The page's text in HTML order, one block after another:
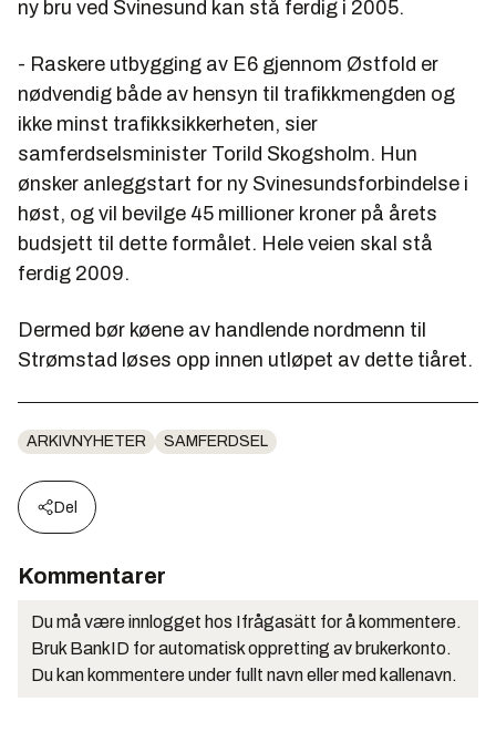
ny bru ved Svinesund kan stå ferdig i 2005.
- Raskere utbygging av E6 gjennom Østfold er
nødvendig både av hensyn til trafikkmengden og
ikke minst trafikksikkerheten, sier
samferdselsminister Torild Skogsholm. Hun
ønsker anleggstart for ny Svinesundsforbindelse i
høst, og vil bevilge 45 millioner kroner på årets
budsjett til dette formålet. Hele veien skal stå
ferdig 2009.
Dermed bør køene av handlende nordmenn til
Strømstad løses opp innen utløpet av dette tiåret.
ARKIVNYHETER SAMFERDSEL
Del
Kommentarer
Du må være innlogget hos Ifrågasätt for å kommentere.
Bruk BankID for automatisk oppretting av brukerkonto.
Du kan kommentere under fullt navn eller med kallenavn.